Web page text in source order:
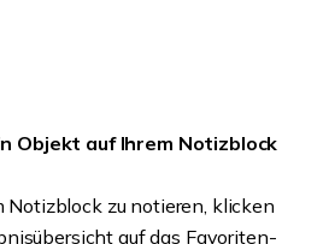
Objekt auf Ihrem Notizblock
Notizblock zu notieren, klicken
auf das Favoriten-